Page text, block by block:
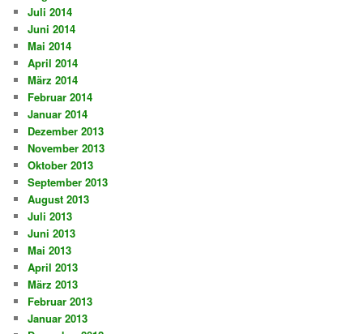
Juli 2014
Juni 2014
Mai 2014
April 2014
März 2014
Februar 2014
Januar 2014
Dezember 2013
November 2013
Oktober 2013
September 2013
August 2013
Juli 2013
Juni 2013
Mai 2013
April 2013
März 2013
Februar 2013
Januar 2013